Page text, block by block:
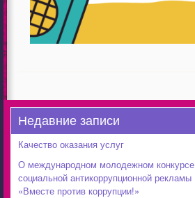
Недавние записи
Качество оказания услуг
О международном молодежном конкурсе
социальной антикоррупционной рекламы
«Вместе против коррупции!»